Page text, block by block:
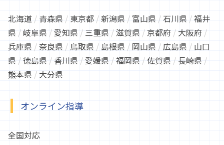
北海道 / 青森県 / 東京都 /新潟県 / 富山県 /石川県 /福井
県 / 岐阜県 / 愛知県 / 三重県 /滋賀県 /京都府 / 大阪府 /
兵庫県 /奈良県 / 鳥取県 / 島根県 / 岡山県 /広島県 / 山口
県 /徳島県 / 香川県 / 愛媛県 /福岡県 /佐賀県 / 長崎県 /
熊本県 / 大分県
オンライン指導
全国対応